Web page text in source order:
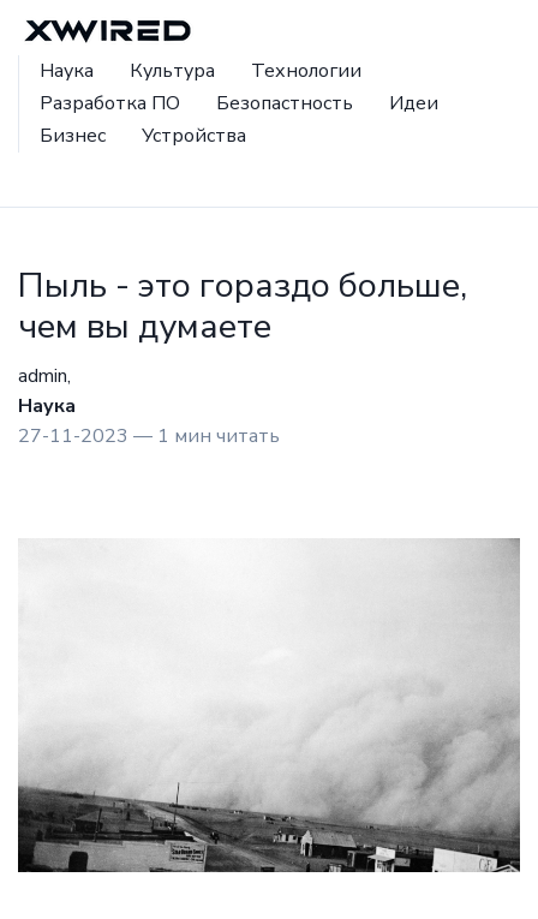
Наука Культура
Технологии
Разработка ПО
Безопастность
Идеи
Бизнес
Устройства
Пыль - это гораздо больше,
чем вы думаете
admin,
Наука
27-11-2023 — 1 мин читать